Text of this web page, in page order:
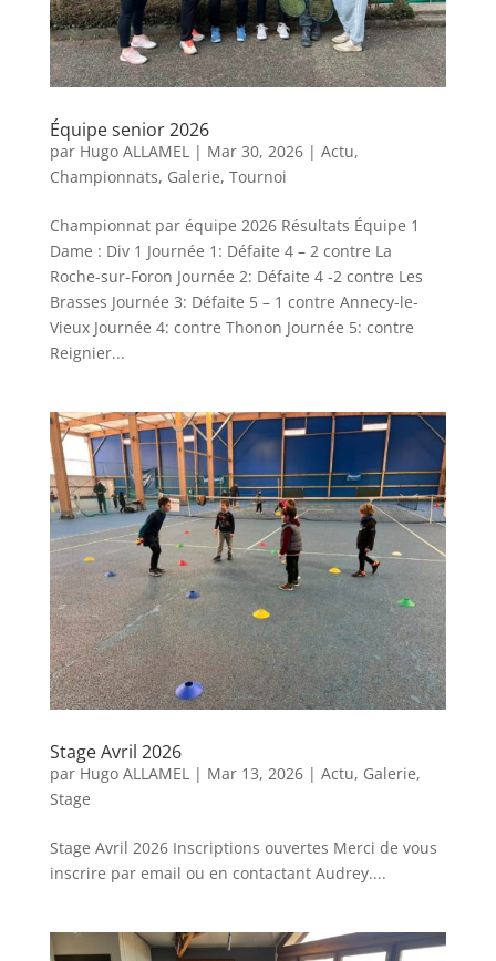
Équipe senior 2026
par Hugo ALLAMEL| Mar 30, 2026| Actu,
Championnats, Galerie, Tournoi
Championnat par équipe 2026 Résultats Équipe 1
Dame : Div 1 Journée 1: Défaite 4 – 2 contre La
Roche-sur-Foron Journée 2: Défaite 4 -2 contre Les
Brasses Journée 3: Défaite 5 – 1 contre Annecy-le-
Vieux Journée 4: contre Thonon Journée 5: contre
Reignier...
Stage Avril 2026
par Hugo ALLAMEL| Mar 13, 2026| Actu, Galerie,
Stage
Stage Avril 2026 Inscriptions ouvertes Merci de vous
inscrire par email ou en contactant Audrey....